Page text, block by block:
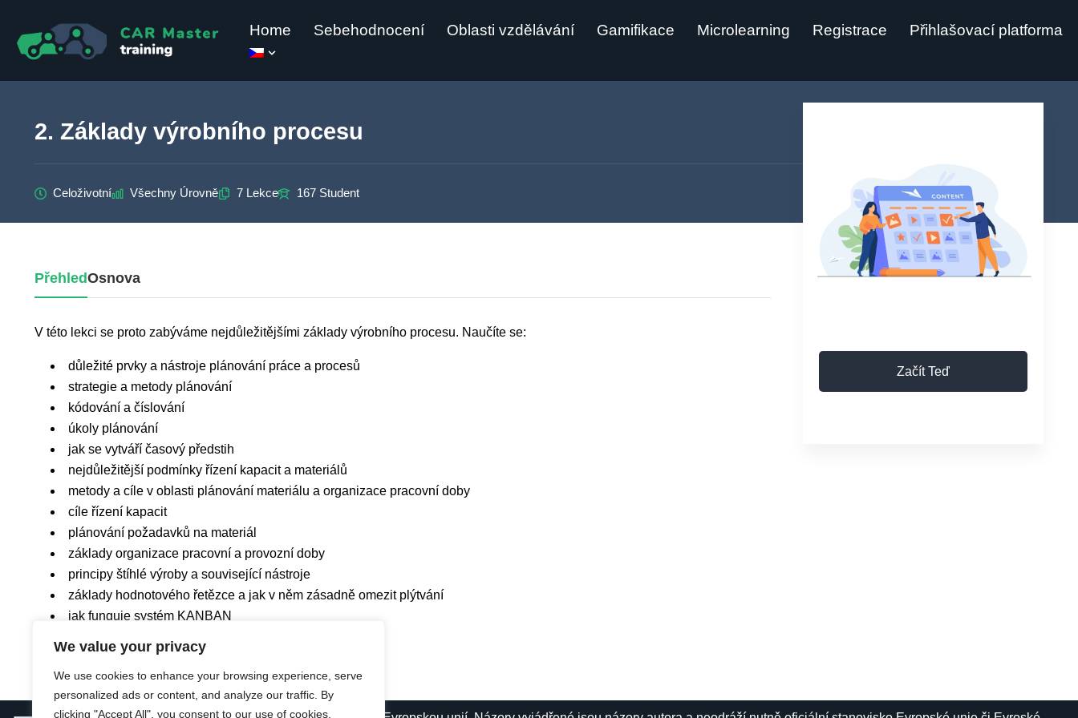
We value your privacy
We use cookies to enhance your browsing experience, serve
personalized ads or content, and analyze our traffic. By
clicking "Accept All", you consent to our use of cookies.
Přeskočit
Home Sebehodnocení Oblasti vzdělávání Gamifikace Microlearning Registrace Přihlašovací platforma
2. Základy výrobního procesu
Celoživotní Všechny Úrovně 7 Lekce 167 Student
PřehledOsnova
V této lekci se proto zabýváme nejdůležitějšími základy výrobního procesu. Naučíte se:
důležité prvky a nástroje plánování práce a procesů
strategie a metody plánování
kódování a číslování
úkoly plánování
jak se vytváří časový předstih
nejdůležitější podmínky řízení kapacit a materiálů
metody a cíle v oblasti plánování materiálu a organizace pracovní doby
cíle řízení kapacit
plánování požadavků na materiál
základy organizace pracovní a provozní doby
principy štíhlé výroby a související nástroje
základy hodnotového řetězce a jak v něm zásadně omezit plýtvání
jak funguje systém KANBAN
Začít Teď